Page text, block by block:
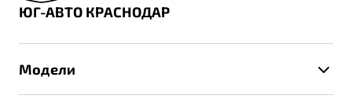
ЮГ-АВТО КРАСНОДАР
Модели